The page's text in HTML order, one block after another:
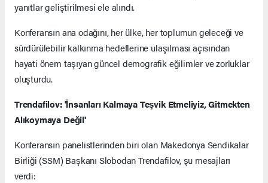
yanıtlar geliştirilmesi ele alındı.
Konferansın ana odağını, her ülke, her toplumun geleceği ve
sürdürülebilir kalkınma hedeflerine ulaşılması açısından
hayati önem taşıyan güncel demografik eğilimler ve zorluklar
oluşturdu.
Trendafilov: 'İnsanları Kalmaya Teşvik Etmeliyiz, Gitmekten
Alıkoymaya Değil'
Konferansın panelistlerinden biri olan Makedonya Sendikalar
Birliği (SSM) Başkanı Slobodan Trendafilov, şu mesajları
verdi: